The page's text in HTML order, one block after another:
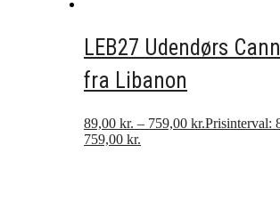
LEB27 Udendørs
fra Libanon
89,00 kr. – 759,00 kr.Prisinterval:
759,00 kr.